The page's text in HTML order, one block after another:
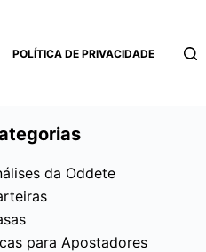
POLÍTICA DE PRIVACIDADE
da Oddete
para Apostadores